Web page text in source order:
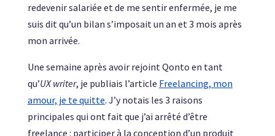
redevenir salariée et de me sentir enfermée, je me
suis dit qu’un bilan s’imposait un an et 3 mois après
mon arrivée.
Une semaine après avoir rejoint Qonto en tant
qu’UX writer, je publiais l’article Freelancing, mon
amour, je te quitte. J’y notais les 3 raisons
principales qui ont fait que j’ai arrêté d’être
freelance : participer à la conception d’un produit